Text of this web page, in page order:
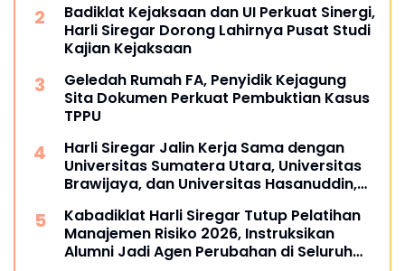
Badiklat Kejaksaan dan UI Perkuat Sinergi,
Harli Siregar Dorong Lahirnya Pusat Studi
Kajian Kejaksaan
Geledah Rumah FA, Penyidik Kejagung
Sita Dokumen Perkuat Pembuktian Kasus
TPPU
Harli Siregar Jalin Kerja Sama dengan
Universitas Sumatera Utara, Universitas
Brawijaya, dan Universitas Hasanuddin,
Tempuh Pendidikan Doktor (S3) Hukum
Kabadiklat Harli Siregar Tutup Pelatihan
Manajemen Risiko 2026, Instruksikan
Alumni Jadi Agen Perubahan di Seluruh